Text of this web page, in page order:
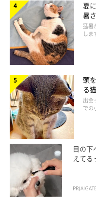
買い物帰りは念入りに
「仕事帰りだとチェッ
ンが入ってる？と思って
「お買い物をしてきた食
なくパトロールをして、
（笑）」
「紙袋やテイクアウトし
て、空になった袋の中
ろいだり、自分のニオ
「買い物バッグはいろい
気になるらしい。君のお
夏
暑
工夫
猛暑
し
頭
る
出会
での
目の
えてる